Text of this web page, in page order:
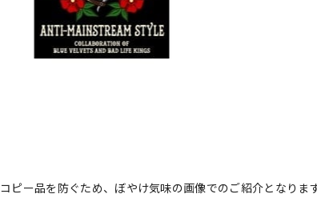
コピー品を防ぐため、ぼやけ気味の画像でのご紹介となりま